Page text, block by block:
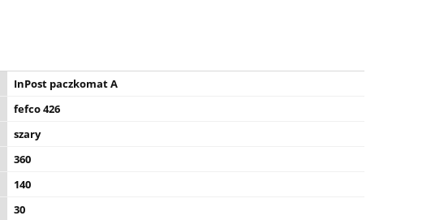
InPost paczkomat A
fefco 426
szary
360
140
30